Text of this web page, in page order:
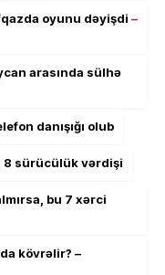
oyunu dəyişdi –
arasında sülhə
danışığı olub
8 sürücülük vərdişi
bu 7 xərci
kövrəlir? –